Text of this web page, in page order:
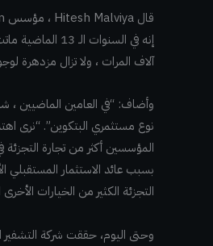
إنه في السنوات الـ
آلاف المرات ، ولا تزال مزدهرة
وأضاف: “في العامين الماضيين ،
نوع مستثمري البتكوين”. “نرى
المؤسسين أكثر من تجارة التجزئة
بسبب عائد الاستثمار المستقبلي
التجزئة الكثير من الخيارات
وحتى اليوم، حققت شركة التشفير